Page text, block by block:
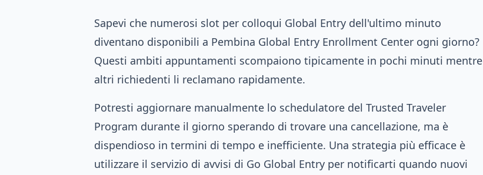
Sapevi che numerosi slot per colloqui Global Entry dell'ultimo minuto
diventano disponibili a Pembina Global Entry Enrollment Center ogni giorno?
Questi ambiti appuntamenti scompaiono tipicamente in pochi minuti mentre
altri richiedenti li reclamano rapidamente.
Potresti aggiornare manualmente lo schedulatore del Trusted Traveler
Program durante il giorno sperando di trovare una cancellazione, ma è
dispendioso in termini di tempo e inefficiente. Una strategia più efficace è
utilizzare il servizio di avvisi di Go Global Entry per notificarti quando nuovi